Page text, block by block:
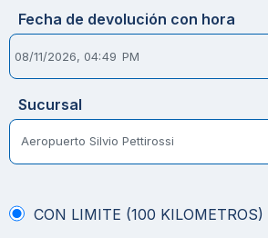
Fecha de devolución con hora
Sucursal
Aeropuerto Silvio Pettirossi
CON LIMITE (100 KILOMETROS)